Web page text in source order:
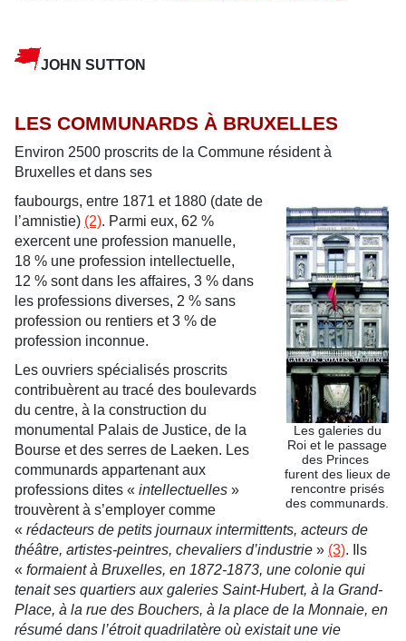
JOHN SUTTON
LES COMMUNARDS À BRUXELLES
Environ 2500 proscrits de la Commune résident à
Bruxelles et dans ses
Les galeries du
Roi et le passage
des Princes
furent des lieux de
rencontre prisés
des communards.
faubourgs, entre 1871 et 1880 (date de
l’amnistie) (2). Parmi eux, 62 %
exercent une profession manuelle,
18 % une profession intellectuelle,
12 % sont dans les affaires, 3 % dans
les professions diverses, 2 % sans
profession ou rentiers et 3 % de
profession inconnue.
Les ouvriers spécialisés proscrits
contribuèrent au tracé des boulevards
du centre, à la construction du
monumental Palais de Justice, de la
Bourse et des serres de Laeken. Les
communards appartenant aux
professions dites « intellectuelles »
trouvèrent à s’employer comme
« rédacteurs de petits journaux intermittents, acteurs de
théâtre, artistes-peintres, chevaliers d’industrie » (3). Ils
« formaient à Bruxelles, en 1872-1873, une colonie qui
tenait ses quartiers aux galeries Saint-Hubert, à la Grand-
Place, à la rue des Bouchers, à la place de la Monnaie, en
résumé dans l’étroit quadrilatère où existait une vie